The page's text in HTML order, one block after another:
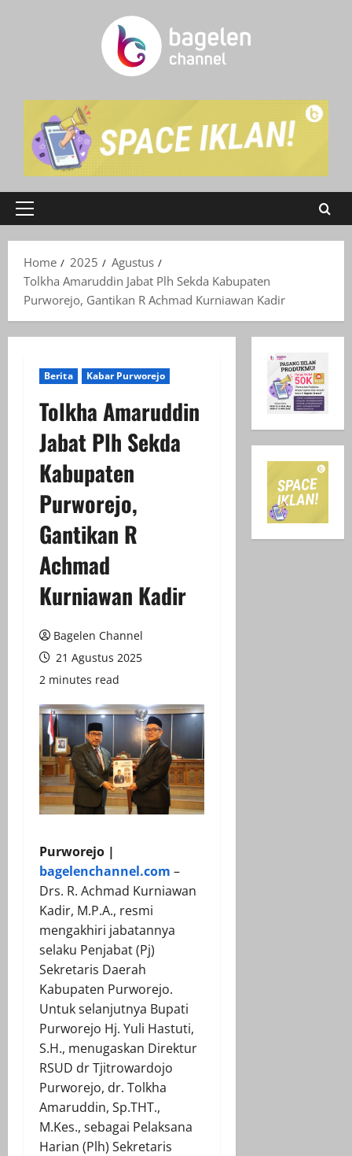
Primary
Home
2025
Agustus
Tolkha Amaruddin Jabat Plh Sekda Kabupaten
Purworejo, Gantikan R Achmad Kurniawan Kadir
Berita Kabar Purworejo
Tolkha Amaruddin
Jabat Plh Sekda
Kabupaten
Purworejo,
Gantikan R
Achmad
Kurniawan Kadir
Bagelen Channel
21 Agustus 2025
2 minutes read
Purworejo |
bagelenchannel.com –
Drs. R. Achmad Kurniawan
Kadir, M.P.A., resmi
mengakhiri jabatannya
selaku Penjabat (Pj)
Sekretaris Daerah
Kabupaten Purworejo.
Untuk selanjutnya Bupati
Purworejo Hj. Yuli Hastuti,
S.H., menugaskan Direktur
RSUD dr Tjitrowardojo
Purworejo, dr. Tolkha
Amaruddin, Sp.THT.,
M.Kes., sebagai Pelaksana
Harian (Plh) Sekretaris